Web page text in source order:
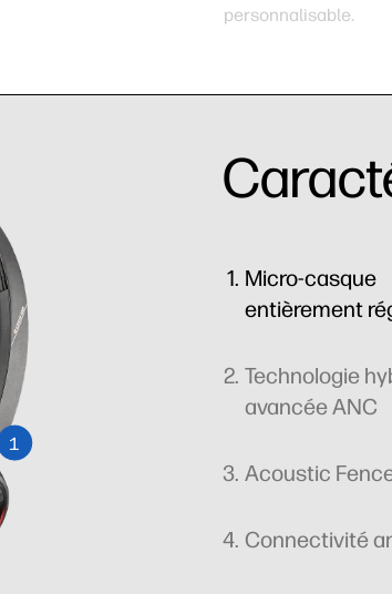
personnalisable.
1
Micro-casque
entièrement
Technologie
avancée ANC
Acoustic
Connectivité